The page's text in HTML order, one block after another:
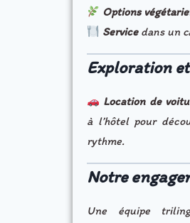
Options
Servicedans un
Exploration
Location de
à l’hôtel pour
rythme.
Notre
Une équipe